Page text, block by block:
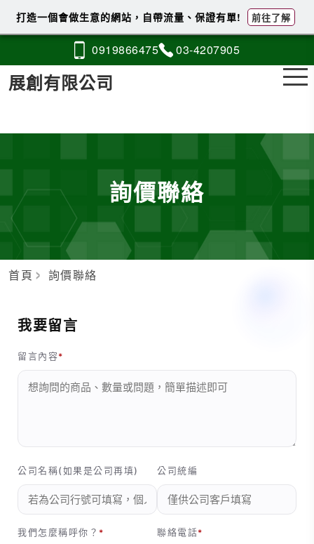
0919866475 03-4207905
展創有限公司
詢價聯絡
首頁 詢價聯絡
我要留言
留言內容
公司名稱(如果是公司再填) 公司統編
我們怎麼稱呼你？ 聯絡電話
打造一個會做生意的網站，自帶流量、保證有單! 前往了解